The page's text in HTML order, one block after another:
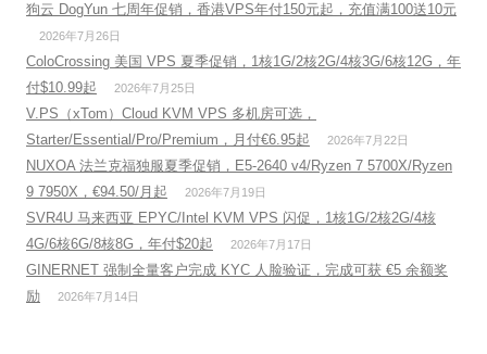
狗云 DogYun 七周年促销，香港VPS年付150元起，充值满100送10元
2026年7月26日
ColoCrossing 美国 VPS 夏季促销，1核1G/2核2G/4核3G/6核12G，年
付$10.99起
2026年7月25日
V.PS（xTom）Cloud KVM VPS 多机房可选，
Starter/Essential/Pro/Premium，月付€6.95起
2026年7月22日
NUXOA 法兰克福独服夏季促销，E5-2640 v4/Ryzen 7 5700X/Ryzen
9 7950X，€94.50/月起
2026年7月19日
SVR4U 马来西亚 EPYC/Intel KVM VPS 闪促，1核1G/2核2G/4核
4G/6核6G/8核8G，年付$20起
2026年7月17日
GINERNET 强制全量客户完成 KYC 人脸验证，完成可获 €5 余额奖
励
2026年7月14日